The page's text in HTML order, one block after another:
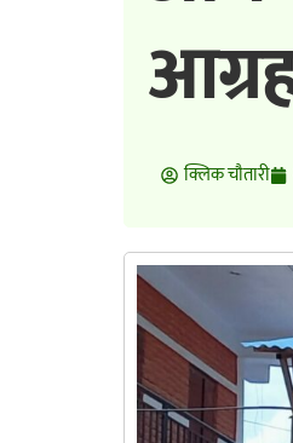
क्लिक चाैतारी